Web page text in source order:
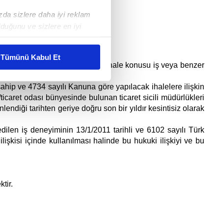
sizlere daha iyi reklam
ve sizlere en iyi
kullanılmaktadır. Bu
sunulması
ve sizlere yönelik
detaylı bilgi için Ayarlar
ve sitemizde ilgili
Tümünü Kabul Et
az olmamak üzere, ihale konusu iş veya benzer
ve 4734 sayılı Kanuna göre yapılacak ihalelere ilişkin
odası bünyesinde bulunan ticaret sicili müdürlükleri
tarihten geriye doğru son bir yıldır kesintisiz olarak
iş deneyiminin 13/1/2011 tarihli ve 6102 sayılı Türk
içinde kullanılması halinde bu hukuki ilişkiyi ve bu